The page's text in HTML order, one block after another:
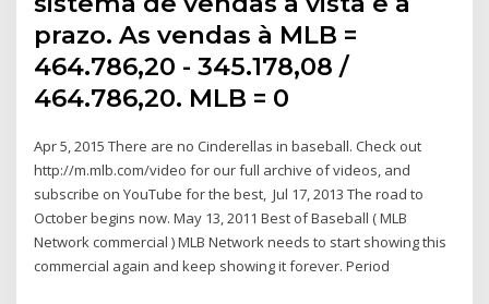
prazo. As vendas à MLB =
464.786,20 - 345.178,08 /
464.786,20. MLB = 0
Apr 5, 2015 There are no Cinderellas in baseball. Check out
http://m.mlb.com/video for our full archive of videos, and
subscribe on YouTube for the best, Jul 17, 2013 The road to
October begins now. May 13, 2011 Best of Baseball ( MLB
Network commercial ) MLB Network needs to start showing this
commercial again and keep showing it forever. Period